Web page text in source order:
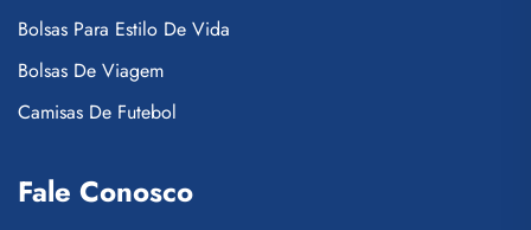
Bolsas Para Estilo De Vida
Bolsas De Viagem
Camisas De Futebol
Fale Conosco